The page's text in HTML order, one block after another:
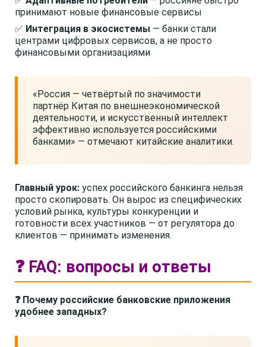
принимают новые финансовые сервисы
✅ Интеграция в экосистемы — банки стали
центрами цифровых сервисов, а не просто
финансовыми организациями
«Россия — четвёртый по значимости
партнёр Китая по внешнеэкономической
деятельности, и искусственный интеллект
эффективно используется российскими
банками» — отмечают китайские аналитики.
Главный урок: успех российского банкинга нельзя
просто скопировать. Он вырос из специфических
условий рынка, культуры конкуренции и
готовности всех участников — от регулятора до
клиентов — принимать изменения.
❓ FAQ: вопросы и ответы
❓ Почему российские банковские приложения
удобнее западных?